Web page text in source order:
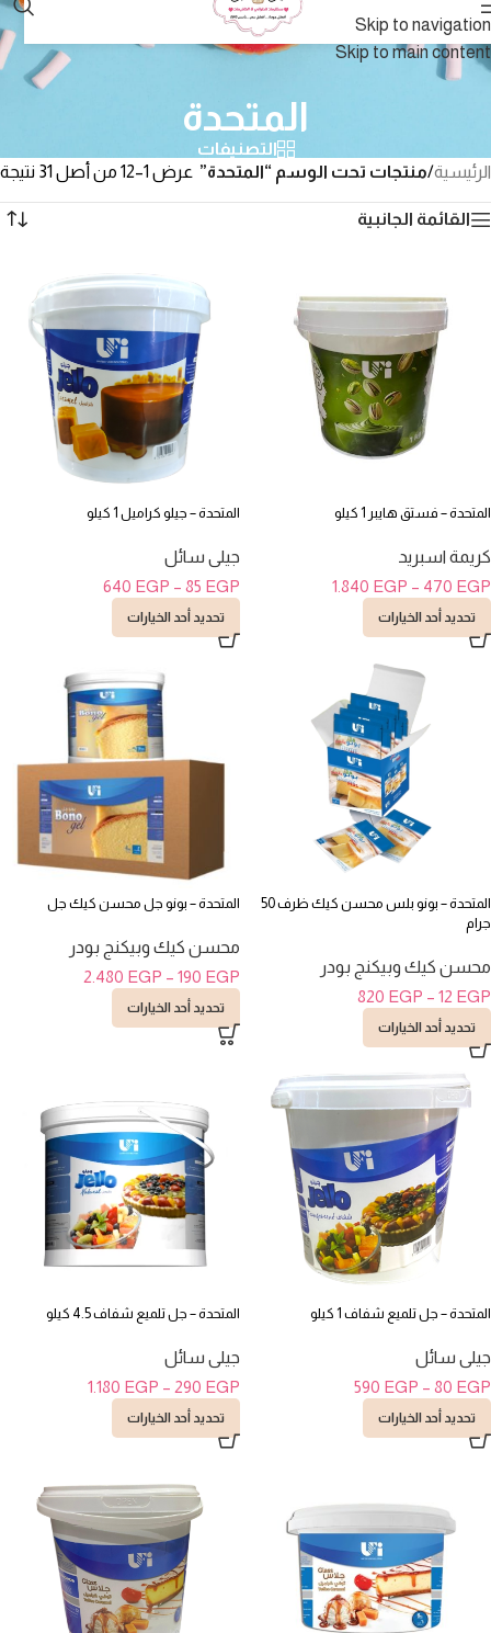
Skip to navigation
Skip to main content
المتحدة
التصنيفات
الرئيسية/منتجات تحت الوسم “المتحدة” عرض 1–12 من أصل 31 نتيجة
القائمة الجانبية
المتحدة – فستق هايبر 1 كيلو
كريمة اسبريد
470 EGP
–
1.840 EGP
تحديد أحد الخيارات
المتحدة – جيلو كراميل 1 كيلو
جيلى سائل
85 EGP
–
640 EGP
تحديد أحد الخيارات
المتحدة – بونو بلس محسن كيك ظرف 50
جرام
محسن كيك وبيكنج بودر
12 EGP
–
820 EGP
تحديد أحد الخيارات
المتحدة – بونو جل محسن كيك جل
محسن كيك وبيكنج بودر
190 EGP
–
2.480 EGP
تحديد أحد الخيارات
المتحدة – جل تلميع شفاف 1 كيلو
جيلى سائل
80 EGP
–
590 EGP
تحديد أحد الخيارات
المتحدة – جل تلميع شفاف 4.5 كيلو
جيلى سائل
290 EGP
–
1.180 EGP
تحديد أحد الخيارات